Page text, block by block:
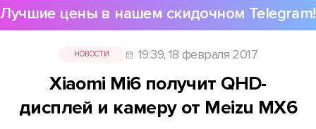
Лучшие цены в нашем скидочном Telegram!
НОВОСТИ 19:39, 18 февраля 2017
Xiaomi Mi6 получит QHD-
дисплей и камеру от Meizu MX6